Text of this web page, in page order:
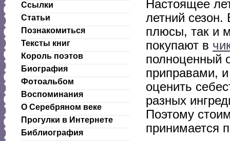
Ссылки
Статьи
Познакомиться
Тексты книг
Король поэтов
Биография
Фотоальбом
Воспоминания
О Серебряном веке
Прогулки в Интернете
Библиография
Настоящее
летний сезон.
плюсы, так и
покупают в
полноценный
приправами,
оценить
разных
Поэтому
принимается